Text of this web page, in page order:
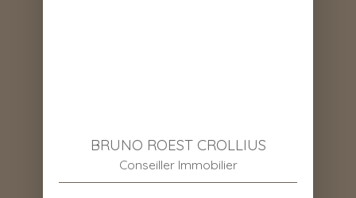
BRUNO ROEST CROLLIUS
Conseiller Immobilier